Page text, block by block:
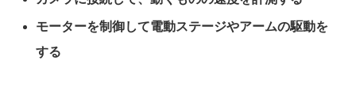
モーターを制御して電動ステージやアームの駆動を
する